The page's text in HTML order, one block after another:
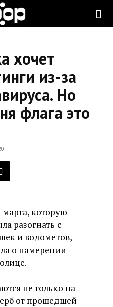
хочет
из-за
Но
флага это
марта, которую
разогнать с
и водометов,
о намерении
не только на
от прошедшей